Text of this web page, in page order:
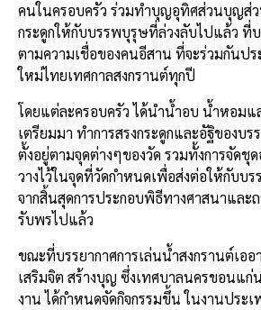
คนในครอบครัว ร่วมทำบุญอุทิศส่วนบุญส่
กระดูกให้กับบรรพบุรุษที่ล่วงลับไปแล้ว ที่บ
ตามความเชื่อของคนอีสาน ที่จะร่วมกันป
ใหม่ไทยเทศกาลสงกรานต์ทุกปี
โดยแต่ละครอบครัว ได้นำน้ำอบ น้ำหอมแ
เตรียมมา ทำการสรงกระดูกและอัฐิของบ
ตั้งอยู่ตามจุดต่างๆของวัด รวมทั้งการจัดชุ
วางไว้ในจุดที่วัดกำหนดเพื่อส่งต่อให้กับบ
จากสิ้นสุดการประกอบพิธีทางศาสนาและ
รับพรไปแล้ว
ขณะที่บรรยากาศการเล่นน้ำสงกรานต์เอ
เสริมจิต สร้างบุญ ซึ่งเทศบาลนครขอนแ
งาน ได้กำหนดจัดกิจกรรมขึ้น ในงานประ